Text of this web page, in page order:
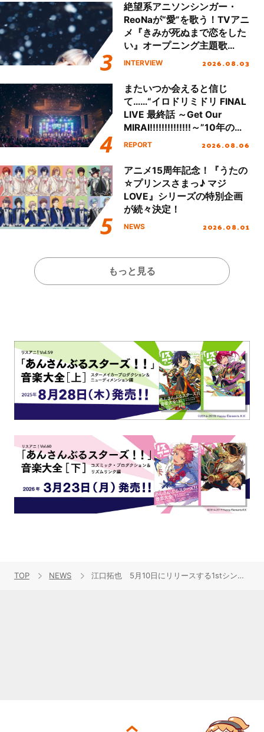
絶望系アニソンシンガー・
ReoNaが“愛”を歌う！TVアニ
メ『きみが死ぬまで恋をした
い』オープニング主題歌
「Amore」インタビュー
INTERVIEW 2026.08.03
またいつか会えると信じ
て……“イロドリミドリ FINAL
LIVE 最終話 ～Get Our
MIRAI!!!!!!!!!!!!!!～”10年の活
動を経てファイナルを迎える
REPORT 2026.08.06
アニメ15周年記念！『うたの
☆プリンスさまっ♪ マジ
LOVE』シリーズの特別企画
が続々決定！
NEWS 2026.08.01
もっと見る
TOP NEWS 江口拓也 5月10日にリリースする1stシングルの詳細発表！